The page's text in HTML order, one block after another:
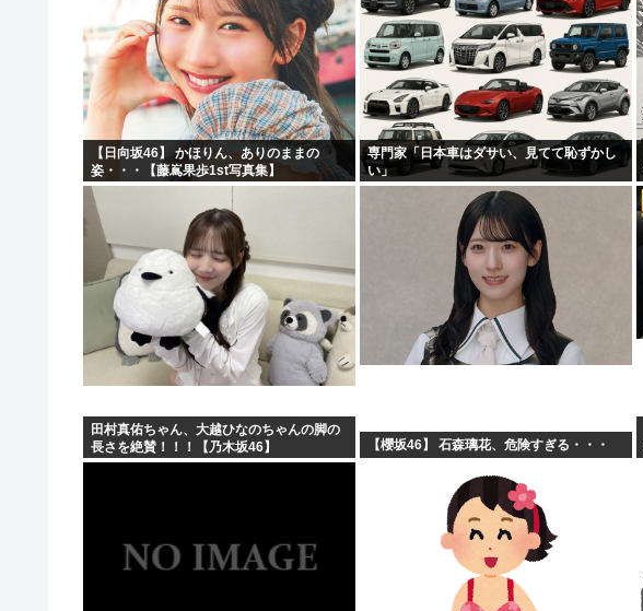
【日向坂46】 かほりん、ありのままの
姿・・・【藤嶌果歩1st写真集】
専門家「日本車はダサい、見てて恥ずかし
い」
田村真佑ちゃん、大越ひなのちゃんの脚の
長さを絶賛！！！【乃木坂46】
【櫻坂46】 石森璃花、危険すぎる・・・